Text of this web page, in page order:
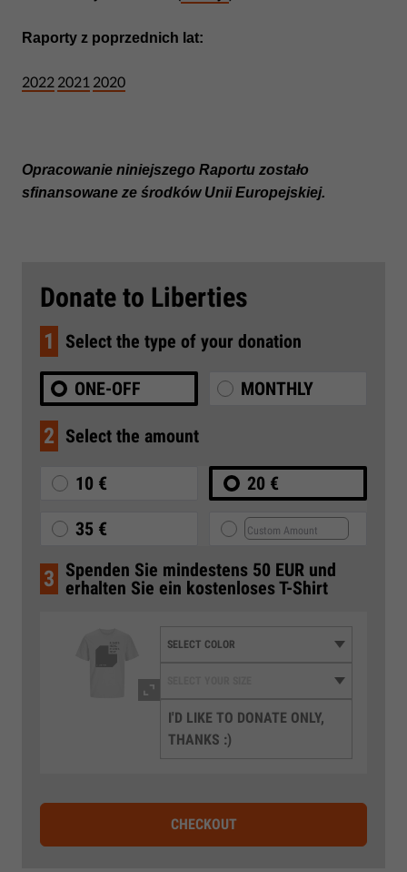
Raporty z poprzednich lat:
2022 2021 2020
Opracowanie niniejszego Raportu zostało
sfinansowane ze środków Unii Europejskiej.
Donate to Liberties
1 Select the type of your donation
ONE-OFF MONTHLY
2 Select the amount
10 € 20 €
35 €
3 Spenden Sie mindestens 50 EUR und
erhalten Sie ein kostenloses T-Shirt
I'D LIKE TO DONATE ONLY,
THANKS :)
CHECKOUT